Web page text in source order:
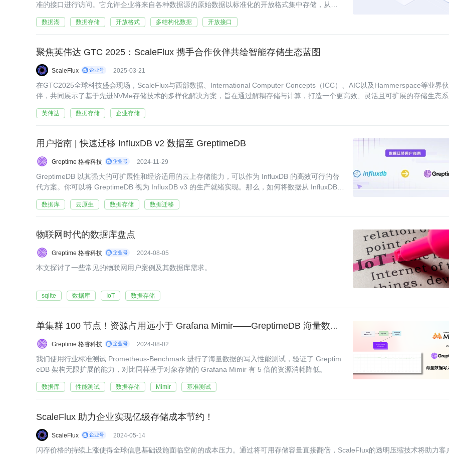
准的接口进行访问。它允许企业将来自各种数据源的原始数据以标准化的开放格式集中存储，从而
数据湖 数据存储 开放格式 多结构化数据 开放接口
聚焦英伟达 GTC 2025：ScaleFlux 携手合作伙伴共绘智能存储生态蓝图
ScaleFlux 2025-03-21
在GTC2025全球科技盛会现场，ScaleFlux与西部数据、International Computer Concepts（ICC）、AIC以及Hammerspace等业界伙
伴，共同展示了基于先进NVMe存储技术的多样化解决方案，旨在通过解耦存储与计算，打造一个更高效、灵活且可扩展的存储生态系
英伟达 数据存储 企业存储
用户指南 | 快速迁移 InfluxDB v2 数据至 GreptimeDB
Greptime 格睿科技 2024-11-29
GreptimeDB 以其强大的可扩展性和经济适用的云上存储能力，可以作为 InfluxDB 的高效可行的替
代方案。你可以将 GreptimeDB 视为 InfluxDB v3 的生产就绪实现。那么，如何将数据从 InfluxDB v
数据库 云原生 数据存储 数据迁移
物联网时代的数据库盘点
Greptime 格睿科技 2024-08-05
本文探讨了一些常见的物联网用户案例及其数据库需求。
sqlite 数据库 IoT 数据存储
单集群 100 节点！资源占用远小于 Grafana Mimir——GreptimeDB 海量数据写入性能报告
Greptime 格睿科技 2024-08-02
我们使用行业标准测试 Prometheus-Benchmark 进行了海量数据的写入性能测试，验证了 Greptim
eDB 架构无限扩展的能力，对比同样基于对象存储的 Grafana Mimir 有 5 倍的资源消耗降低。
数据库 性能测试 数据存储 Mimir 基准测试
ScaleFlux 助力企业实现亿级存储成本节约！
ScaleFlux 2024-05-14
闪存价格的持续上涨使得全球信息基础设施面临空前的成本压力。通过将可用存储容量直接翻倍，ScaleFlux的透明压缩技术将助力客